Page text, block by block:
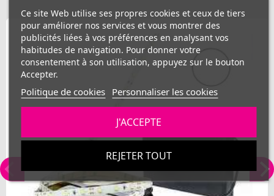
Ce site Web utilise ses propres cookies et ceux de tiers
pour améliorer nos services et vous montrer des
publicités liées à vos préférences en analysant vos
habitudes de navigation. Pour donner votre
consentement à son utilisation, appuyez sur le bouton
Accepter.
Politique de cookies Personnaliser les cookies
REJETER TOUT
J'ACCEPTE